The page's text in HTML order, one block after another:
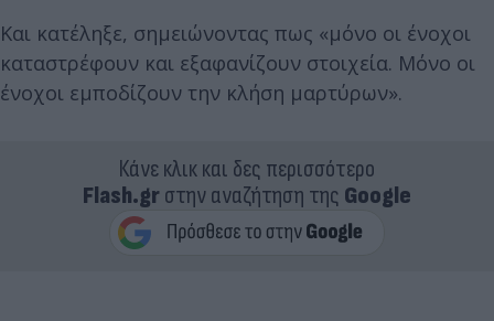
Και κατέληξε, σημειώνοντας πως «μόνο οι ένοχοι
καταστρέφουν και εξαφανίζουν στοιχεία. Μόνο οι
ένοχοι εμποδίζουν την κλήση μαρτύρων».
Κάνε κλικ και δες περισσότερο
Flash.grστην αναζήτηση της Google